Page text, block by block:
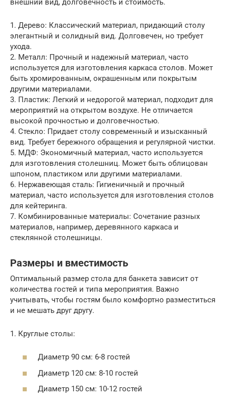
внешний вид, долговечность и стоимость.
1. Дерево: Классический материал, придающий столу
элегантный и солидный вид. Долговечен, но требует
ухода.
2. Металл: Прочный и надежный материал, часто
используется для изготовления каркаса столов. Может
быть хромированным, окрашенным или покрытым
другими материалами.
3. Пластик: Легкий и недорогой материал, подходит для
мероприятий на открытом воздухе. Не отличается
высокой прочностью и долговечностью.
4. Стекло: Придает столу современный и изысканный
вид. Требует бережного обращения и регулярной чистки.
5. МДФ: Экономичный материал, часто используется
для изготовления столешниц. Может быть облицован
шпоном, пластиком или другими материалами.
6. Нержавеющая сталь: Гигиеничный и прочный
материал, часто используется для изготовления столов
для кейтеринга.
7. Комбинированные материалы: Сочетание разных
материалов, например, деревянного каркаса и
стеклянной столешницы.
Размеры и вместимость
Оптимальный размер стола для банкета зависит от
количества гостей и типа мероприятия. Важно
учитывать, чтобы гостям было комфортно разместиться
и не мешать друг другу.
1. Круглые столы:
Диаметр 90 см: 6-8 гостей
Диаметр 120 см: 8-10 гостей
Диаметр 150 см: 10-12 гостей